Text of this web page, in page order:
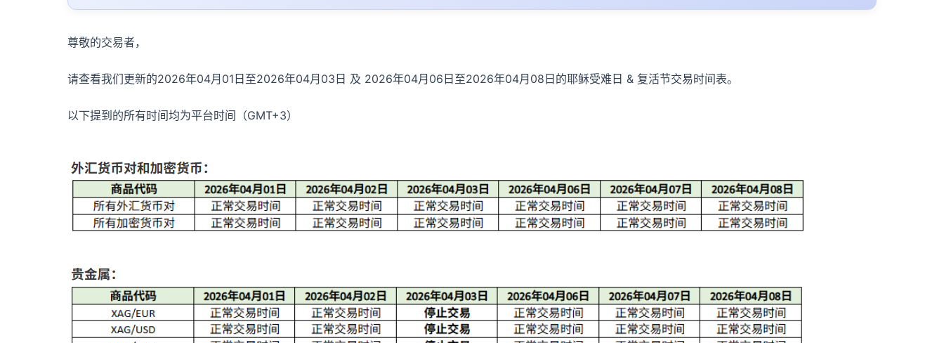
尊敬的交易者，
请查看我们更新的2026年04月01日至2026年04月03日 及 2026年04月06日至2026年04月08日的耶稣受难日 & 复活节交易时间表。
以下提到的所有时间均为平台时间（GMT+3）